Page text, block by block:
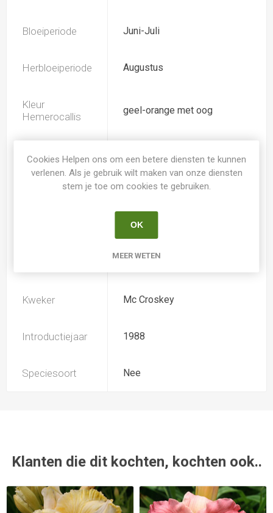
Bloeiperiode Juni-Juli
Herbloeiperiode Augustus
Kleur
Hemerocallis
geel-orange met oog
Spider
Bladhoudend
Hemerocallis
Kweker Mc Croskey
Introductiejaar 1988
Speciesoort Nee
Klanten die dit kochten, kochten ook..
Cookies Helpen ons om een betere diensten te kunnen
verlenen. Als je gebruik wilt maken van onze diensten
stem je toe om cookies te gebruiken.
OK
MEER WETEN